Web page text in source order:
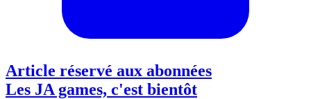
Article réservé aux abonnées
Les JA games, c'est bientôt